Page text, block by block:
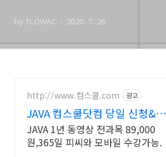
by TLOWAC 2020. 7. 26.
http://www.컴스쿨.com 광고
JAVA 컴스쿨닷컴 당일 신청&결
제시 기프티콘!
JAVA 1년 동영상 전과목 89,000
원,365일 피씨와 모바일 수강가능.